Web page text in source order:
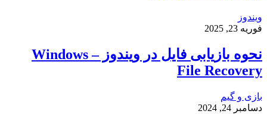
ویندوز
فوریه 23, 2025
نحوه بازیابی فایل در ویندوز – Windows
File Recovery
بازی و گیم
دسامبر 24, 2024